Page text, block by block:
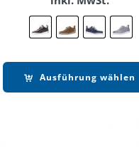
Ausführung wählen